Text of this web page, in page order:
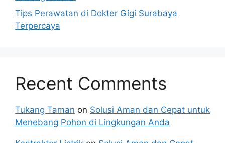
Tips Perawatan di Dokter Gigi Surabaya
Terpercaya
Recent Comments
Tukang Taman on Solusi Aman dan Cepat untuk
Menebang Pohon di Lingkungan Anda